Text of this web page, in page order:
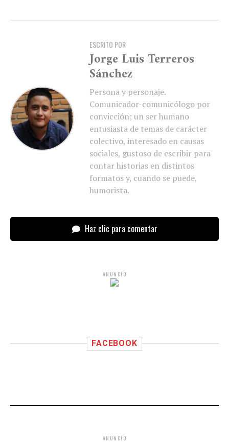
ESCRITO POR
Jorge Luis Terreros
Sánchez
Persona y personaje.
Comunicador-comunicólogo por
convicción; un ser humano
entusiasta de temas de carácter
colectivo, interesado en causas
sociales, gustoso de escribir para
contar historias en distintos
formatos y, cuando se puede,
humorista.
Haz clic para comentar
ANUNCIO
FACEBOOK
ANUNCIO